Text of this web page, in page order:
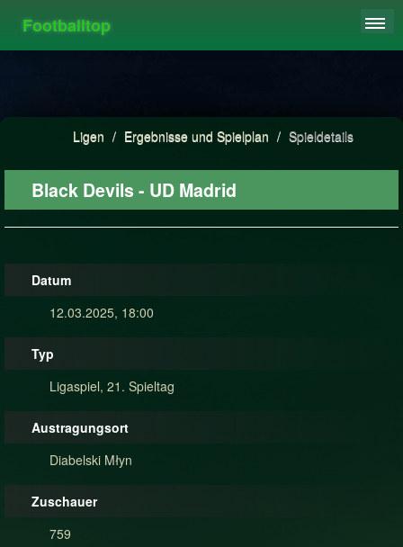
Footballtop
HIGHSCORE
Ligen / Ergebnisse und Spielplan / Spieldetails
Black Devils - UD Madrid
Datum
12.03.2025, 18:00
Typ
Ligaspiel, 21. Spieltag
Austragungsort
Diabelski Młyn
Zuschauer
759